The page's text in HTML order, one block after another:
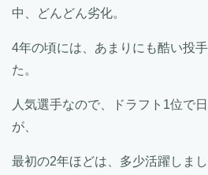
中、どんどん劣化。
4年の頃には、あまりにも酷い投
た。
人気選手なので、ドラフト1位で
が、
最初の2年ほどは、多少活躍しま